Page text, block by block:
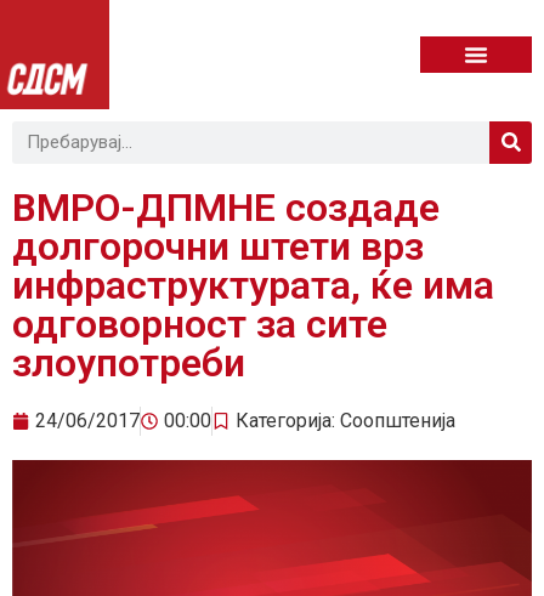
ВМРО-ДПМНЕ создаде
долгорочни штети врз
инфраструктурата, ќе има
одговорност за сите
злоупотреби
24/06/2017 00:00 Категорија: Соопштенија